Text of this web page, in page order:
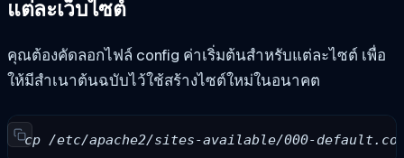
แต่ละเว็บไซต์
คุณต้องคัดลอกไฟล์ config ค่าเริ่มต้นสำหรับแต่ละไซต์ เพื่อ
ให้มีสำเนาต้นฉบับไว้ใช้สร้างไซต์ใหม่ในอนาคต
cp /etc/apache2/sites-available/000-